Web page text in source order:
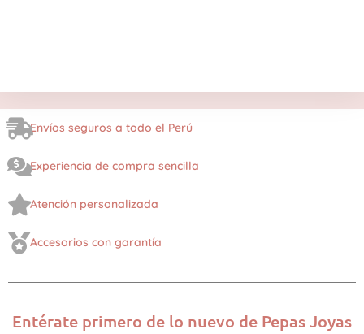
Envíos seguros a todo el Perú
Experiencia de compra sencilla
Atención personalizada
Accesorios con garantía
Entérate primero de lo nuevo de Pepas Joyas